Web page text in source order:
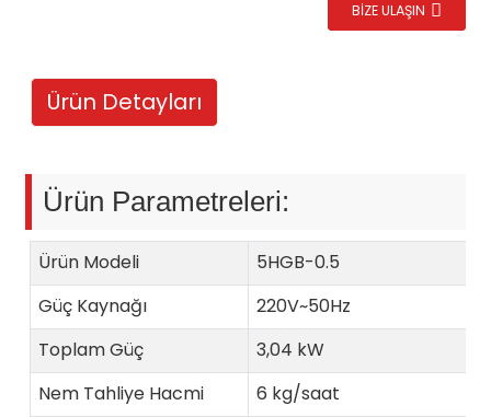
BIZE ULAŞIN
Ürün Detayları
Ürün Parametreleri:
Ürün Modeli
5HGB-0.5
Güç Kaynağı
220V~50Hz
Toplam Güç
3,04 kW
Nem Tahliye Hacmi
6 kg/saat